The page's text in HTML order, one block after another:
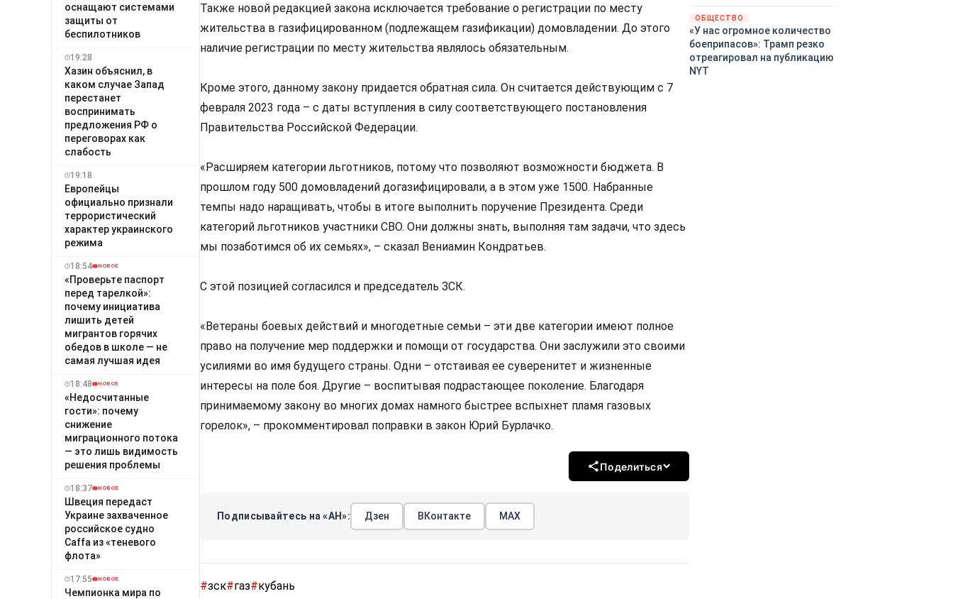
оснащают системами
защиты от
беспилотников
19:28
Хазин объяснил, в
каком случае Запад
перестанет
воспринимать
предложения РФ о
переговорах как
слабость
19:18
Европейцы
официально признали
террористический
характер украинского
режима
18:54 НОВОЕ
«Проверьте паспорт
перед тарелкой»:
почему инициатива
лишить детей
мигрантов горячих
обедов в школе — не
самая лучшая идея
18:48 НОВОЕ
«Недосчитанные
гости»: почему
снижение
миграционного потока
— это лишь видимость
решения проблемы
18:37 НОВОЕ
Швеция передаст
Украине захваченное
российское судно
Caffa из «теневого
флота»
17:55 НОВОЕ
Чемпионка мира по
Также новой редакцией закона исключается требование о регистрации по месту
жительства в газифицированном (подлежащем газификации) домовладении. До этого
наличие регистрации по месту жительства являлось обязательным.
Кроме этого, данному закону придается обратная сила. Он считается действующим с 7
февраля 2023 года – с даты вступления в силу соответствующего постановления
Правительства Российской Федерации.
«Расширяем категории льготников, потому что позволяют возможности бюджета. В
прошлом году 500 домовладений догазифицировали, а в этом уже 1500. Набранные
темпы надо наращивать, чтобы в итоге выполнить поручение Президента. Среди
категорий льготников участники СВО. Они должны знать, выполняя там задачи, что здесь
мы позаботимся об их семьях», – сказал Вениамин Кондратьев.
С этой позицией согласился и председатель ЗСК.
«Ветераны боевых действий и многодетные семьи – эти две категории имеют полное
право на получение мер поддержки и помощи от государства. Они заслужили это своими
усилиями во имя будущего страны. Одни – отстаивая ее суверенитет и жизненные
интересы на поле боя. Другие – воспитывая подрастающее поколение. Благодаря
принимаемому закону во многих домах намного быстрее вспыхнет пламя газовых
горелок», – прокомментировал поправки в закон Юрий Бурлачко.
Поделиться
Подписывайтесь на «АН»: Дзен ВКонтакте МАХ
#зск#газ#кубань
ОБЩЕСТВО
«У нас огромное количество
боеприпасов»: Трамп резко
отреагировал на публикацию
NYT